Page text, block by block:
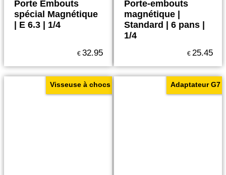
Porte Embouts
spécial Magnétique
| E 6.3 | 1/4
€ 32.95
Porte-embouts
magnétique |
Standard | 6 pans |
1/4
€ 25.45
Visseuse à chocs Adaptateur G7